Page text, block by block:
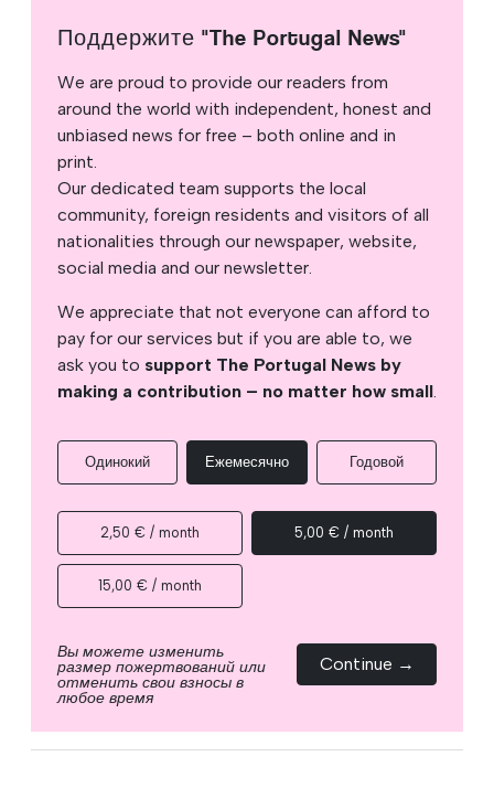
Поддержите "The Portugal News"
We are proud to provide our readers from
around the world with independent, honest and
unbiased news for free – both online and in
print.
Our dedicated team supports the local
community, foreign residents and visitors of all
nationalities through our newspaper, website,
social media and our newsletter.
We appreciate that not everyone can afford to
pay for our services but if you are able to, we
ask you to support The Portugal News by
making a contribution – no matter how small.
Одинокий Ежемесячно Годовой
2,50 € / month 5,00 € / month
15,00 € / month
Вы можете изменить
размер пожертвований или
отменить свои взносы в
любое время
Continue →